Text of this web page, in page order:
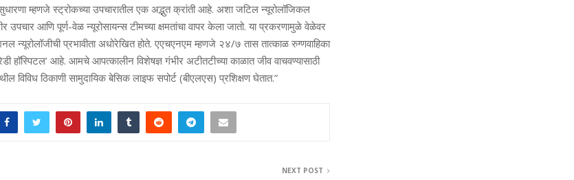
म्हणजे स्ट्रोकच्या उपचारातील एक अद्भुत क्रांती आहे. अशा जटिल न्यूरोलॉजिकल
उपचार आणि पूर्ण-वेळ न्यूरोसायन्स टीमच्या क्षमतांचा वापर केला जातो. या प्रकरणामुळे वेळेवर
न्यूरोलॉजीची प्रभावीता अधोरेखित होते. एएचएनएम म्हणजे २४/७ तास तात्काळ रुग्णवाहिका
हॉस्पिटल’ आहे. आमचे आपत्कालीन विशेषज्ञ गंभीर अटीतटीच्या काळात जीव वाचवण्यासाठी
विविध ठिकाणी सामुदायिक बेसिक लाइफ सपोर्ट (बीएलएस) प्रशिक्षण घेतात.”
NEXT POST